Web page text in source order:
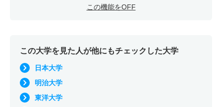
この機能をOFF
この大学を見た人が他にもチェックした大学
日本大学
明治大学
東洋大学